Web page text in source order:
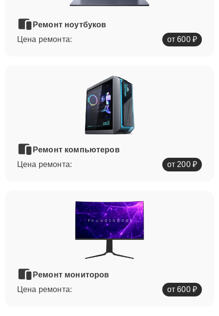
Ремонт ноутбуков
Цена ремонта:
от 600 ₽
Ремонт компьютеров
Цена ремонта:
от 200 ₽
Ремонт мониторов
Цена ремонта:
от 600 ₽